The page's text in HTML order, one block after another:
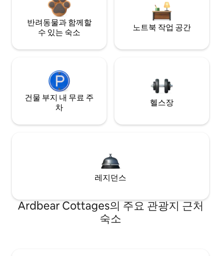
반려동물과 함께할
수 있는 숙소
노트북 작업 공간
건물 부지 내 무료 주
차
헬스장
레지던스
Ardbear Cottages의 주요 관광지 근처
숙소